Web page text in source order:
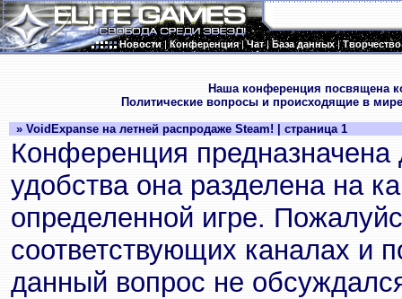
Новости|Конференция|Чат|База данных|Творчество
Наша конференция посвящена
Политические вопросы и происходящие в
» VoidExpanse на летней распродаже Steam! | страница 1
Конференция
удобства она разделена на
определенной игре.
соответствующих каналах и
данный вопрос не